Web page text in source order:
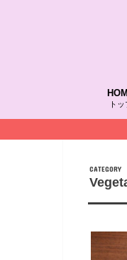
ト
CATEGORY